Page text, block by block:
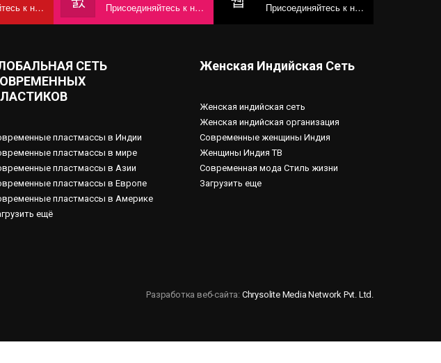
на YouTube Присоединяйтесь к нам в Instagram Присоединяйтесь к нам в Твиттере
СЕТЬ
пластмассы в Индии
пластмассы в мире
пластмассы в Азии
пластмассы в Европе
пластмассы в Америке
ещё
Женская Индийская Сеть
Женская индийская сеть
Женская индийская организация
Современные женщины Индия
Женщины Индия ТВ
Современная мода Стиль жизни
Загрузить еще
Разработка веб-сайта: Chrysolite Media Network Pvt. Ltd.